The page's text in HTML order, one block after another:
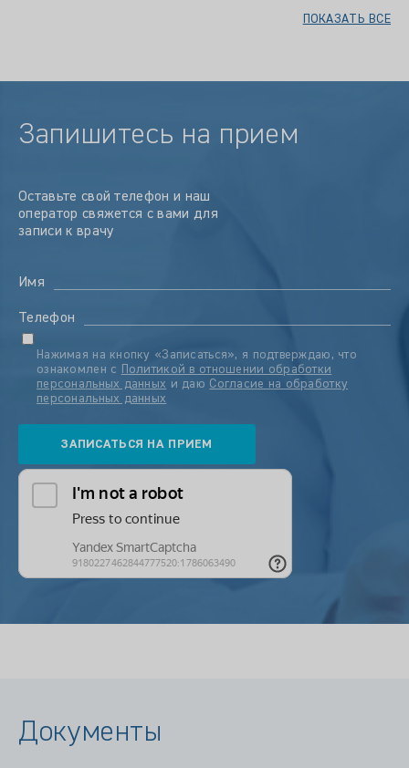
ПОКАЗАТЬ ВСЕ
Запишитесь на прием
Оставьте свой телефон и наш
оператор свяжется с вами для
записи к врачу
Имя
Телефон
Нажимая на кнопку «Записаться», я подтверждаю, что
ознакомлен с
Политикой в отношении обработки
персональных данных и даю Согласие на обработку
персональных данных
Документы